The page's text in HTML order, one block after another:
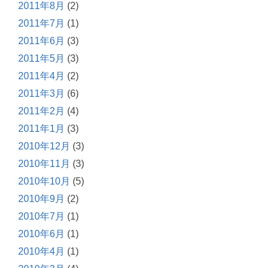
2011年8月 (2)
2011年7月 (1)
2011年6月 (3)
2011年5月 (3)
2011年4月 (2)
2011年3月 (6)
2011年2月 (4)
2011年1月 (3)
2010年12月 (3)
2010年11月 (3)
2010年10月 (5)
2010年9月 (2)
2010年7月 (1)
2010年6月 (1)
2010年4月 (1)